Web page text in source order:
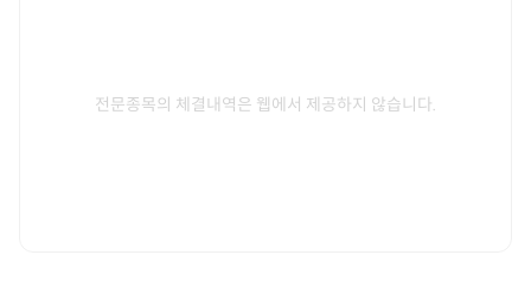
전문종목의 체결내역은 웹에서 제공하지 않습니다.